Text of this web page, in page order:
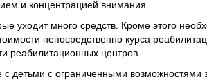
и концентрацией внимания.
уходит много средств. Кроме этого
непосредственно курса
реабилитационных центров.
детьми с ограниченными возможностями